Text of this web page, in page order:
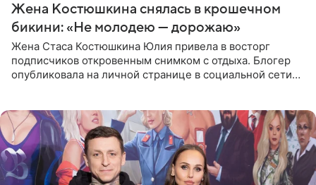
Жена Костюшкина снялась в крошечном
бикини: «Не молодею — дорожаю»
Жена Стаса Костюшкина Юлия привела в восторг
подписчиков откровенным снимком с отдыха. Блогер
опубликовала на личной странице в социальной сети